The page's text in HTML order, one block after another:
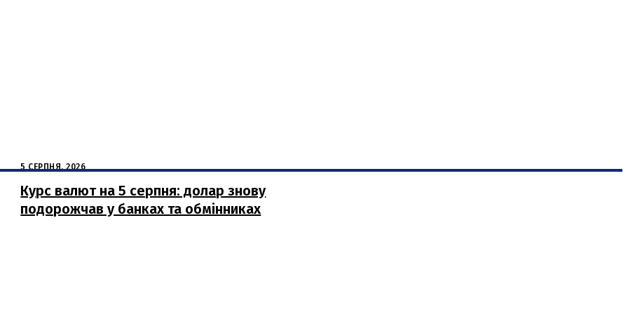
5 СЕРПНЯ, 2026
Курс валют на 5 серпня: долар знову
подорожчав у банках та обмінниках